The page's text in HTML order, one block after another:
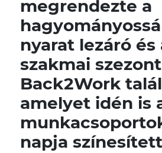
megrendezte a
nyarat lezáró és
szakmai
Back2Work
amelyet idén is
napja